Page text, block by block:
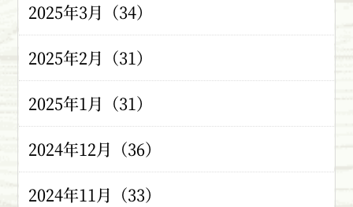
2025年3月（34）
2025年2月（31）
2025年1月（31）
2024年12月（36）
2024年11月（33）